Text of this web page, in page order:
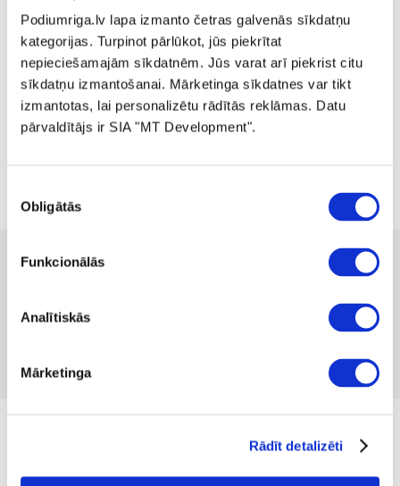
Podiumriga.lv lapa izmanto četras galvenās sīkdatņu
kategorijas. Turpinot pārlūkot, jūs piekrītat
nepieciešamajām sīkdatnēm. Jūs varat arī piekrist citu
sīkdatņu izmantošanai. Mārketinga sīkdatnes var tikt
izmantotas, lai personalizētu rādītās reklāmas. Datu
pārvaldītājs ir SIA "MT Development".
izvēle
Obligātās
Funkcionālās
Analītiskās
Mārketinga
Rādīt detalizēti
89.99
Produkta kods 1333605
Pievienot vēlmju sarakstam
XS